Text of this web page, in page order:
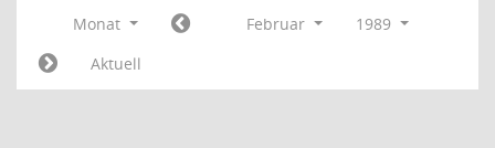
Monat Februar
1989
Aktuell